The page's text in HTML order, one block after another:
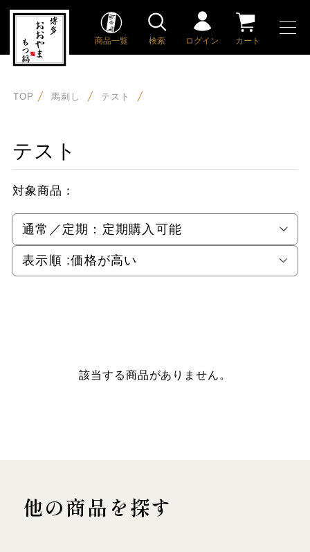
商品一覧 検索 ログイン カート
TOP 馬刺し テスト
テスト
対象商品：
通常／定期： 定期購入可能
表示順 :価格が高い
該当する商品がありません。
他の商品を探す